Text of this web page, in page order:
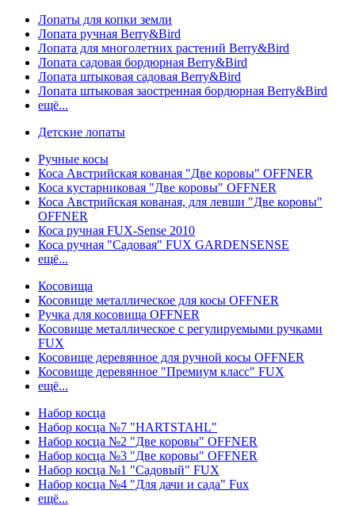
Лопаты для копки земли
Лопата ручная Berry&Bird
Лопата для многолетних растений Berry&Bird
Лопата садовая бордюрная Berry&Bird
Лопата штыковая садовая Berry&Bird
Лопата штыковая заостренная бордюрная Berry&Bird
ещё...
Детские лопаты
Ручные косы
Коса Австрийская кованая "Две коровы" OFFNER
Коса кустарниковая "Две коровы" OFFNER
Коса Австрийская кованая, для левши "Две коровы"
OFFNER
Коса ручная FUX-Sense 2010
Коса ручная "Садовая" FUX GARDENSENSE
ещё...
Косовища
Косовище металлическое для косы OFFNER
Ручка для косовища OFFNER
Косовище металлическое с регулируемыми ручками
FUX
Косовище деревянное для ручной косы OFFNER
Косовище деревянное "Премиум класс" FUX
ещё...
Набор косца
Набор косца №7 "HARTSTAHL"
Набор косца №2 "Две коровы" OFFNER
Набор косца №3 "Две коровы" OFFNER
Набор косца №1 "Садовый" FUX
Набор косца №4 "Для дачи и сада" Fux
ещё...